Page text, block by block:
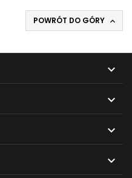
POWRÓT DO GÓRY 



